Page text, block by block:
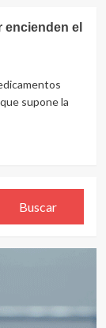
encienden el
supone la